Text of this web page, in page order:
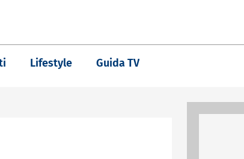
Lifestyle Guida TV